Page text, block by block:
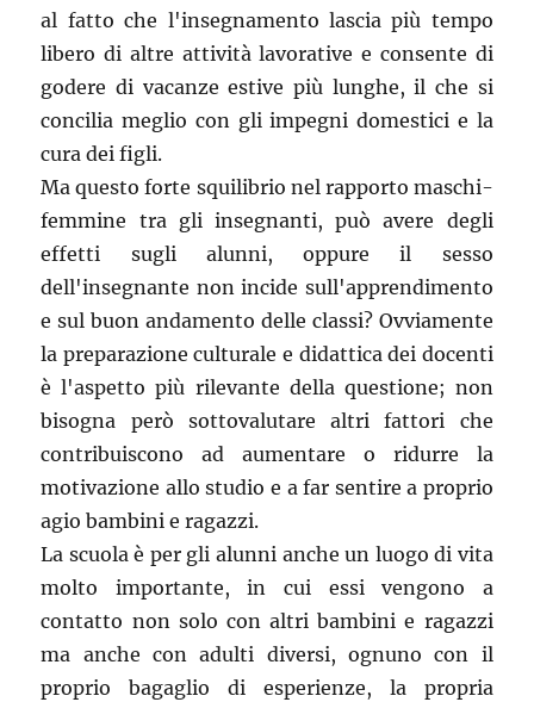
al fatto che l'insegnamento lascia più tempo
libero di altre attività lavorative e consente di
godere di vacanze estive più lunghe, il che si
concilia meglio con gli impegni domestici e la
cura dei figli.
Ma questo forte squilibrio nel rapporto maschi-
femmine tra gli insegnanti, può avere degli
effetti sugli alunni, oppure il sesso
dell'insegnante non incide sull'apprendimento
e sul buon andamento delle classi? Ovviamente
la preparazione culturale e didattica dei docenti
è l'aspetto più rilevante della questione; non
bisogna però sottovalutare altri fattori che
contribuiscono ad aumentare o ridurre la
motivazione allo studio e a far sentire a proprio
agio bambini e ragazzi.
La scuola è per gli alunni anche un luogo di vita
molto importante, in cui essi vengono a
contatto non solo con altri bambini e ragazzi
ma anche con adulti diversi, ognuno con il
proprio bagaglio di esperienze, la propria